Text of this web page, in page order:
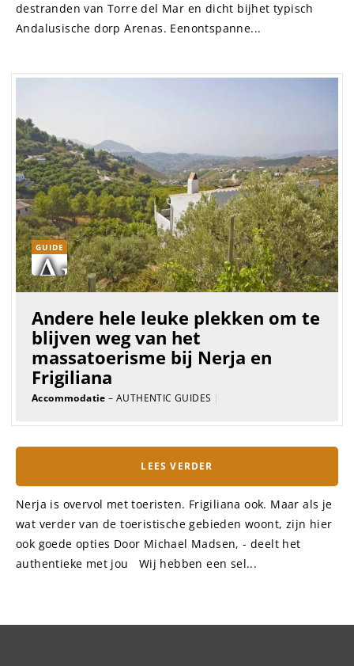
destranden van Torre del Mar en dicht bijhet typisch
Andalusische dorp Arenas. Eenontspanne...
GUIDE
Andere hele leuke plekken om te
blijven weg van het
massatoerisme bij Nerja en
Frigiliana
Accommodatie – AUTHENTIC GUIDES |
LEES VERDER
Nerja is overvol met toeristen. Frigiliana ook. Maar als je
wat verder van de toeristische gebieden woont, zijn hier
ook goede opties Door Michael Madsen, - deelt het
authentieke met jou Wij hebben een sel...